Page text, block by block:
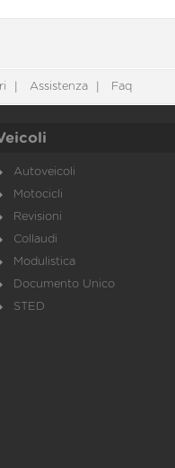
Assistenza Faq
Autoveicoli
Motocicli
Revisioni
Collaudi
Modulistica
Documento Unico
STED